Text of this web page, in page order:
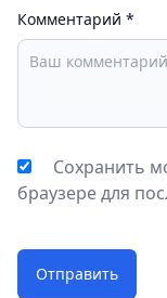
Комментарий *
Сохранить
браузере для
Отправить